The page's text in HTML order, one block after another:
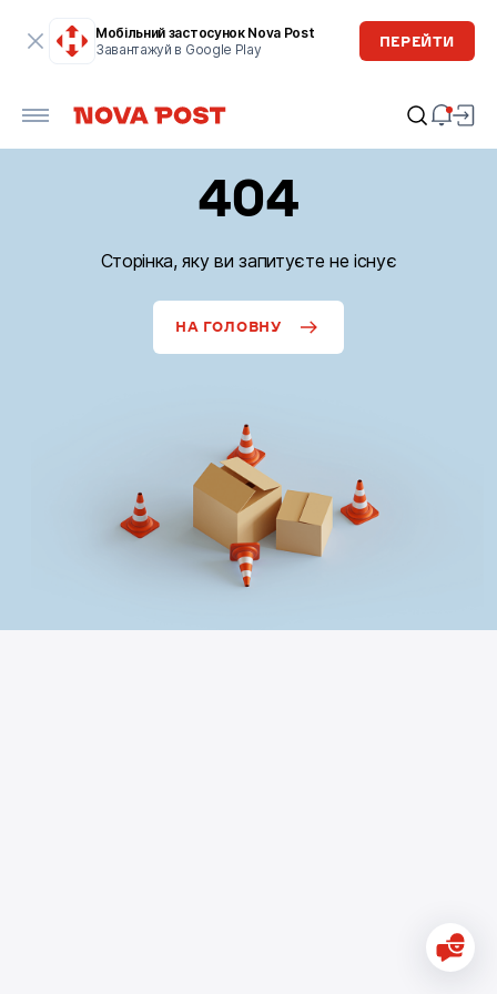
Мобільний застосунок Nova Post
Завантажуй в Google Play
ПЕРЕЙТИ
404
Сторінка, яку ви запитуєте не існує
НА ГОЛОВНУ